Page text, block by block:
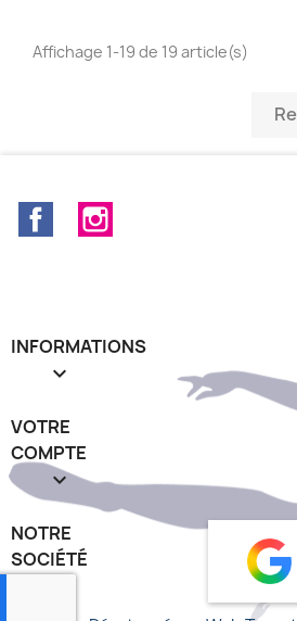
Affichage 1-19 de 19 article(s)
Facebook
INFORMATIONS

VOTRE
COMPTE

NOTRE
SOCIÉTÉ